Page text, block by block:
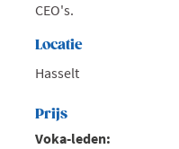
CEO's.
Locatie
Hasselt
Prijs
Voka-leden: